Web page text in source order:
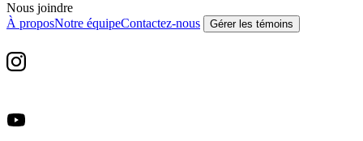
Nous joindre
À proposNotre équipeContactez-nous Gérer les témoins